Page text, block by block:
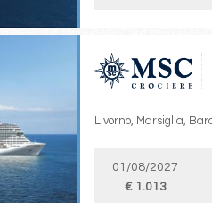
Livorno, Marsiglia,
01/08/2027
€ 1.013